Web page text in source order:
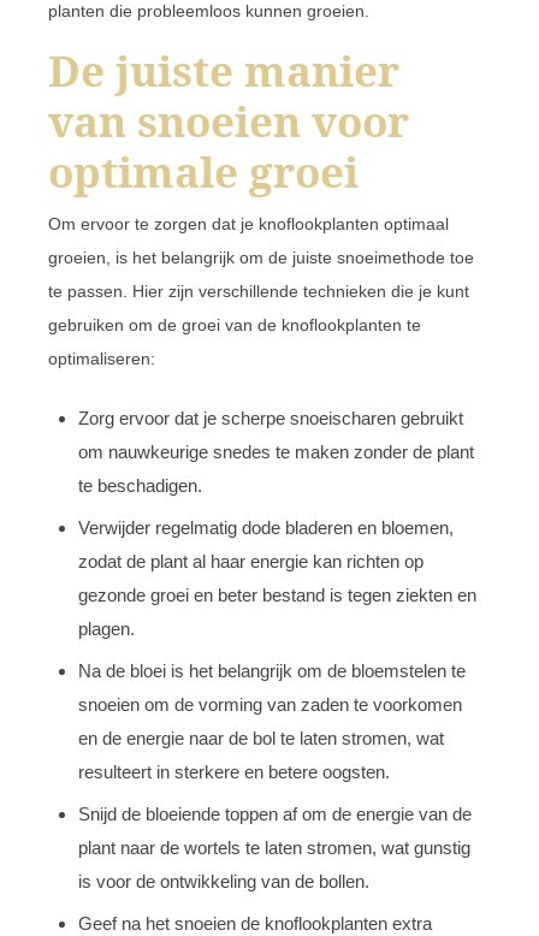
planten die probleemloos kunnen groeien.
De juiste manier
van snoeien voor
optimale groei
Om ervoor te zorgen dat je knoflookplanten optimaal
groeien, is het belangrijk om de juiste snoeimethode toe
te passen. Hier zijn verschillende technieken die je kunt
gebruiken om de groei van de knoflookplanten te
optimaliseren:
Zorg ervoor dat je scherpe snoeischaren gebruikt
om nauwkeurige snedes te maken zonder de plant
te beschadigen.
Verwijder regelmatig dode bladeren en bloemen,
zodat de plant al haar energie kan richten op
gezonde groei en beter bestand is tegen ziekten en
plagen.
Na de bloei is het belangrijk om de bloemstelen te
snoeien om de vorming van zaden te voorkomen
en de energie naar de bol te laten stromen, wat
resulteert in sterkere en betere oogsten.
Snijd de bloeiende toppen af om de energie van de
plant naar de wortels te laten stromen, wat gunstig
is voor de ontwikkeling van de bollen.
Geef na het snoeien de knoflookplanten extra